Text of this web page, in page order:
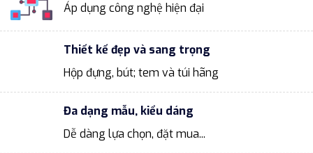
Áp dụng công nghệ hiện đại
Thiết kế đẹp và sang trọng
Hộp đựng, bút; tem và túi hãng
Đa dạng mẫu, kiểu dáng
Dễ dàng lựa chọn, đặt mua...